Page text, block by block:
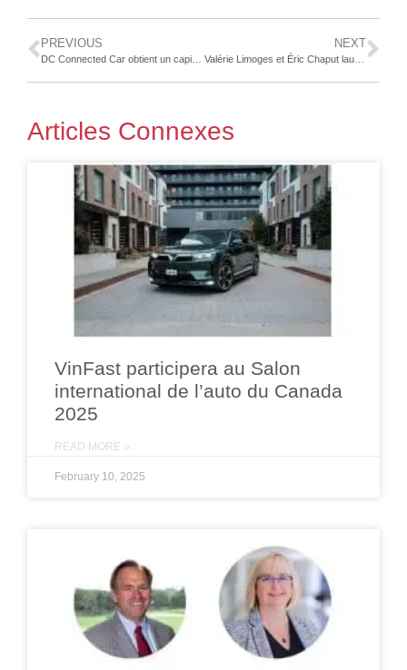
PREVIOUS NEXT
Valérie Limoges et Éric Chaput lauréats des courses de Coupe Nissan Sentra au Grand Prix de Trois-Rivières
Articles Connexes
VinFast participera au Salon
international de l’auto du Canada
2025
READ MORE »
February 10, 2025